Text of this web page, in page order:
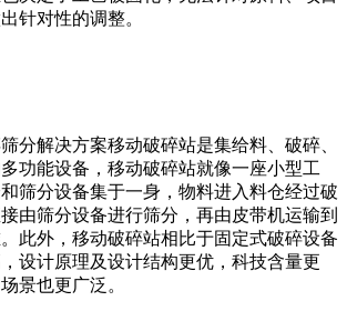
针对性的调整。
解决方案移动破碎站是集给料、破碎、
功能设备，移动破碎站就像一座小型工
筛分设备集于一身，物料进入料仓经过破
由筛分设备进行筛分，再由皮带机运输到
此外，移动破碎站相比于固定式破碎设备
设计原理及设计结构更优，科技含量更
景也更广泛。